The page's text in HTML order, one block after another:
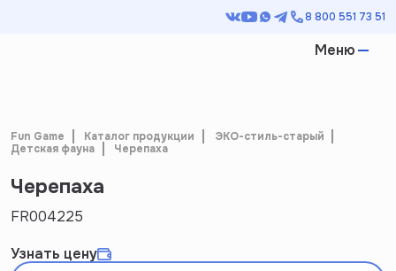
8 800 551 73 51
Меню
Fun Game Каталог продукции
ЭКО-стиль-старый
Детская фауна
Черепаха
Черепаха
FR004225
Узнать цену